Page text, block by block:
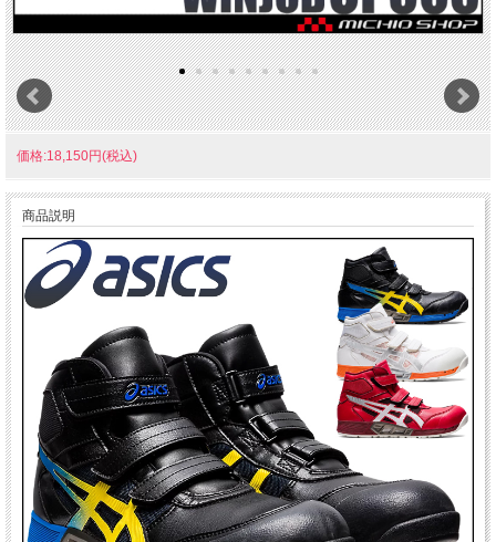
価格:18,150円(税込)
商品説明